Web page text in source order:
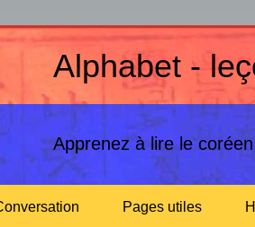
Alphabet -
Apprenez à lire le
Pages utiles